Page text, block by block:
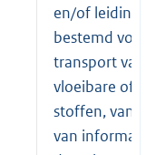
en/of
bestemd voor
transport van
vloeibare of
stoffen, van
van informatie